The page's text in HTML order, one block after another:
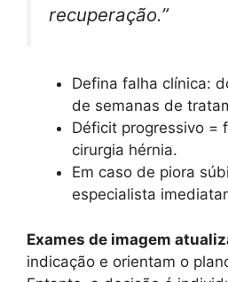
recuperação.”
Defina falha clínica:
de semanas de
Déficit progressivo =
cirurgia hérnia.
Em caso de piora
especialista
Exames de imagem
indicação e orientam o